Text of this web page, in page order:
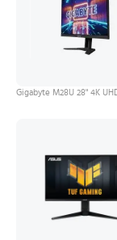
Gigabyte M28U 28" 4K